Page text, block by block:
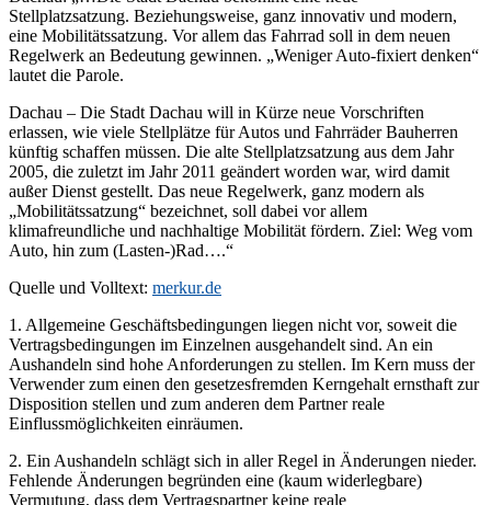
Stellplatzsatzung. Beziehungsweise, ganz innovativ und modern,
eine Mobilitätssatzung. Vor allem das Fahrrad soll in dem neuen
Regelwerk an Bedeutung gewinnen. „Weniger Auto-fixiert denken“
lautet die Parole.
Dachau – Die Stadt Dachau will in Kürze neue Vorschriften
erlassen, wie viele Stellplätze für Autos und Fahrräder Bauherren
künftig schaffen müssen. Die alte Stellplatzsatzung aus dem Jahr
2005, die zuletzt im Jahr 2011 geändert worden war, wird damit
außer Dienst gestellt. Das neue Regelwerk, ganz modern als
„Mobilitätssatzung“ bezeichnet, soll dabei vor allem
klimafreundliche und nachhaltige Mobilität fördern. Ziel: Weg vom
Auto, hin zum (Lasten-)Rad….“
Quelle und Volltext: merkur.de
1. Allgemeine Geschäftsbedingungen liegen nicht vor, soweit die
Vertragsbedingungen im Einzelnen ausgehandelt sind. An ein
Aushandeln sind hohe Anforderungen zu stellen. Im Kern muss der
Verwender zum einen den gesetzesfremden Kerngehalt ernsthaft zur
Disposition stellen und zum anderen dem Partner reale
Einflussmöglichkeiten einräumen.
2. Ein Aushandeln schlägt sich in aller Regel in Änderungen nieder.
Fehlende Änderungen begründen eine (kaum widerlegbare)
Vermutung, dass dem Vertragspartner keine reale